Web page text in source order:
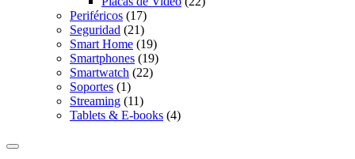
Periféricos (17)
Seguridad (21)
Smart Home (19)
Smartphones (19)
Smartwatch (22)
Soportes (1)
Streaming (11)
Tablets & E-books (4)